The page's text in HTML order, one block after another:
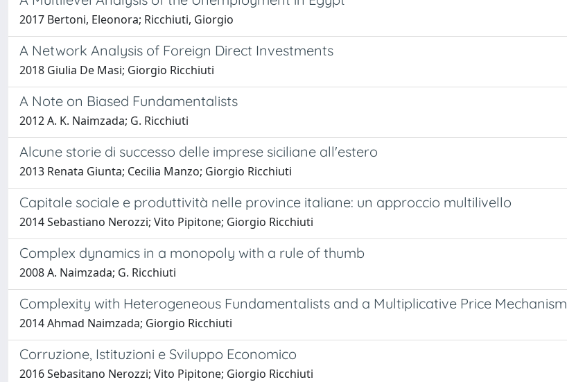
2017 Bertoni, Eleonora; Ricchiuti, Giorgio
A Network Analysis of Foreign Direct Investments
2018 Giulia De Masi; Giorgio Ricchiuti
A Note on Biased Fundamentalists
2012 A. K. Naimzada; G. Ricchiuti
Alcune storie di successo delle imprese siciliane all'estero
2013 Renata Giunta; Cecilia Manzo; Giorgio Ricchiuti
Capitale sociale e produttività nelle province italiane: un approccio multilivello
2014 Sebastiano Nerozzi; Vito Pipitone; Giorgio Ricchiuti
Complex dynamics in a monopoly with a rule of thumb
2008 A. Naimzada; G. Ricchiuti
Complexity with Heterogeneous Fundamentalists and a Multiplicative Price Mechanism
2014 Ahmad Naimzada; Giorgio Ricchiuti
Corruzione, Istituzioni e Sviluppo Economico
2016 Sebasitano Nerozzi; Vito Pipitone; Giorgio Ricchiuti